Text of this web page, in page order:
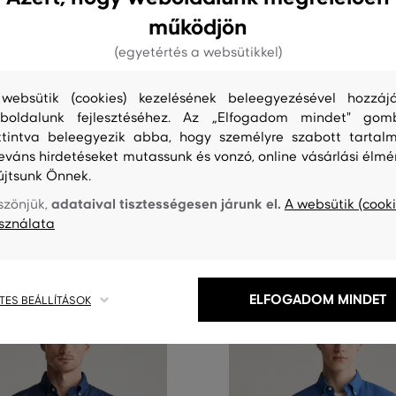
REG SAILING FIL COUPE SHIRT
66 990 Ft
33 490 Ft
XXL +1 további
AKCIÓ -50%
ING GANT REG MICRO PRINT
Elérhető méretek:
Már csak5 napaz
működjön
(egyetértés a websütikkel)
(cookies) kezelésének beleegyezésével
fejlesztéséhez. Az „Elfogadom mindet"
beleegyezik abba, hogy személyre szabott
hirdetéseket mutassunk és vonzó, online vásárlási
Önnek.
adataival tisztességesen járunk el. A websütik
BEÁLLÍTÁSOK ELFOGADOM MINDET